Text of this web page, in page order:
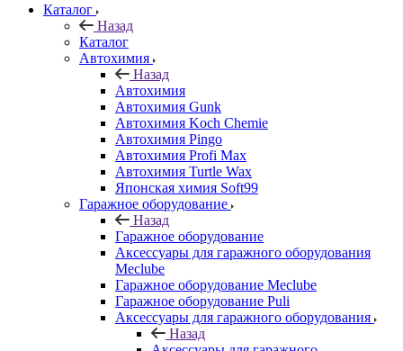
Каталог
Назад
Каталог
Автохимия
Назад
Автохимия
Автохимия Gunk
Автохимия Koch Chemie
Автохимия Pingo
Автохимия Profi Max
Автохимия Turtle Wax
Японская химия Soft99
Гаражное оборудование
Назад
Гаражное оборудование
Аксессуары для гаражного оборудования
Meclube
Гаражное оборудование Meclube
Гаражное оборудование Puli
Аксессуары для гаражного оборудования
Назад